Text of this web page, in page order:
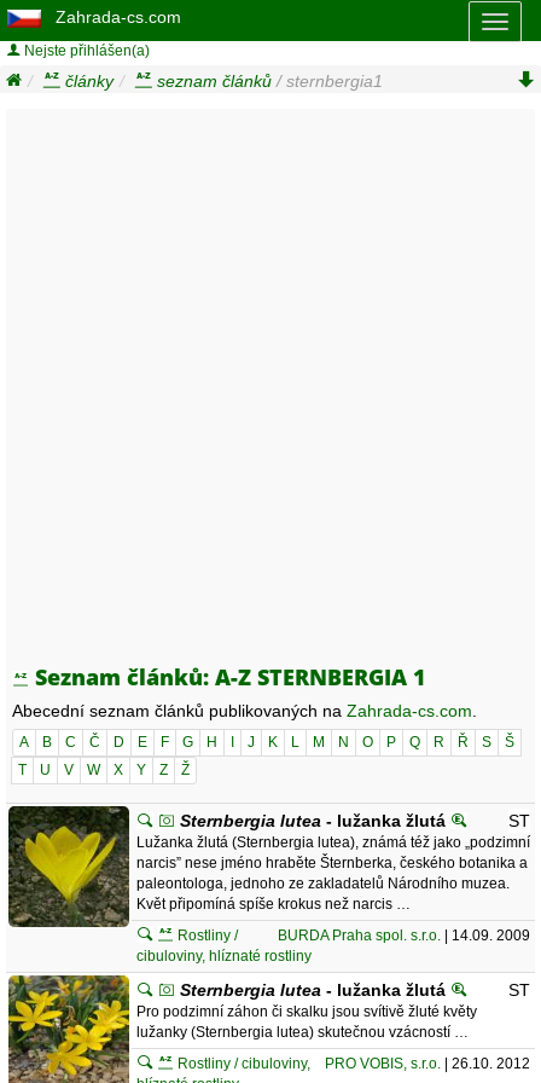
Zahrada-cs.com
Nejste přihlášen(a)
články seznam článků / sternbergia1
Seznam článků: A-Z STERNBERGIA 1
Abecední seznam článků publikovaných na Zahrada-cs.com
A B C Č D E F G H J K L M N O P Q R Ř S
Š
T
U V W X Y Z Ž
Sternbergia lutea - lužanka žlutá ST
Lužanka žlutá (Sternbergia lutea), známá též jako „podzimní
narcis” nese jméno hraběte Šternberka, českého botanika a
paleontologa, jednoho ze zakladatelů Národního muzea.
Květ připomíná spíše krokus než narcis …
BURDA Praha spol. s.r.o. | 14.09. 2009
Rostliny /
cibuloviny, hlíznaté rostliny
Sternbergia lutea - lužanka žlutá ST
Pro podzimní záhon či skalku jsou svítivě žluté květy
lužanky (Sternbergia lutea) skutečnou vzácností …
PRO VOBIS, s.r.o. | 26.10. 2012
Rostliny / cibuloviny,